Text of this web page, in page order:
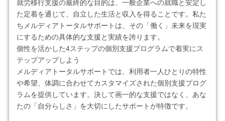
就労移行支援の最終的な目的は、一般企業への就職と安定し
た定着を通じて、自立した生活と収入を得ることです。私た
ちメルディアトータルサポートは、その「働く」未来を現実
にするための具体的な支援と実績を誇ります。
個性を活かした4ステップの個別支援プログラムで着実にス
テップアップしよう
メルディアトータルサポートでは、利用者一人ひとりの特性
や希望、体調に合わせてカスタマイズされた個別支援プログ
ラムを提供しています。決して画一的な支援ではなく、あな
たの「自分らしさ」を大切にしたサポートが特徴です。